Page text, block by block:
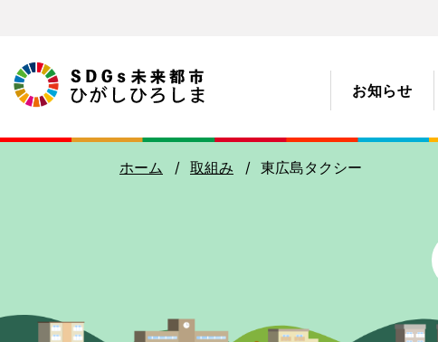
お知らせ
ホーム 取組み 東広島タクシー